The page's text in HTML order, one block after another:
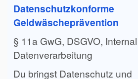
Datenschutzkonforme
Geldwäscheprävention
§ 11a GwG, DSGVO,
Datenverarbeitung
Du bringst Datenschutz und